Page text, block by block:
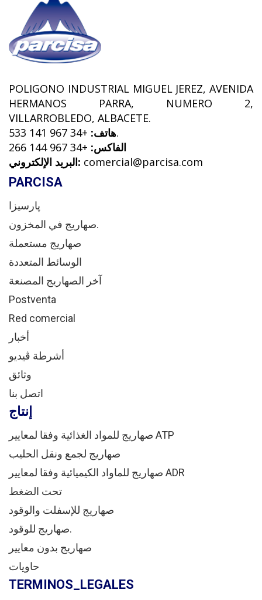
POLIGONO INDUSTRIAL MIGUEL JEREZ, AVENIDA
HERMANOS PARRA, NUMERO 2,
VILLARROBLEDO, ALBACETE.
هاتف:+34 967 141 533.
الفاكس: +34 967 144 266
البريد الإلكتروني: comercial@parcisa.com
PARCISA
پارسيزا
صهاريج في المخزون.
صهاريج مستعملة
الوسائط المتعددة
آخر الصهاريج المصنعة
Postventa
Red comercial
أخبار
أشرطة ڤيديو
وثائق
اتصل بنا
إنتاج
صهاريج للمواد الغذائية وفقا لمعايير ATP
صهاريج لجمع ونقل الحليب
صهاريج للماواد الكيميائية وفقا لمعايير ADR
تحت الضغط
صهاريج للإسفلت والوقود
صهاريج للوقود.
صهاريج بدون معايير
حاويات
TERMINOS_LEGALES